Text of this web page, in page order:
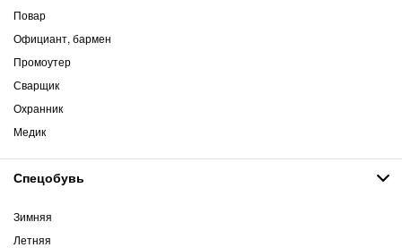
Повар
Официант, бармен
Промоутер
Сварщик
Охранник
Медик
Спецобувь
Зимняя
Летняя